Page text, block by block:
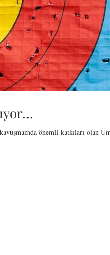
önemli katkıları olan